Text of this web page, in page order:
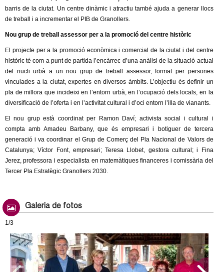
barris de la ciutat. Un centre dinàmic i atractiu també ajuda a generar llocs
de treball i a incrementar el PIB de Granollers.
Nou grup de treball assessor per a la promoció del centre històric
El projecte per a la promoció econòmica i comercial de la ciutat i del centre
històric té com a punt de partida l’encàrrec d’una anàlisi de la situació actual
del nucli urbà a un nou grup de treball assessor, format per persones
vinculades a la ciutat, expertes en diversos àmbits. L’objectiu és definir un
pla de millora que incideixi en l’entorn urbà, en l’ocupació dels locals, en la
diversificació de l’oferta i en l’activitat cultural i d’oci entorn l’illa de vianants.
El nou grup està coordinat per Ramon Daví; activista social i cultural i
compta amb Amadeu Barbany, que és empresari i botiguer de tercera
generació i va coordinar el Grup de Comerç del Pla Nacional de Valors de
Catalunya; Víctor Font, empresari; Teresa Llobet, gestora cultural; i Fina
Jerez, professora i especialista en matemàtiques financeres i comissària del
Tercer Pla Estratègic Granollers 2030.
Galeria de fotos
1/3